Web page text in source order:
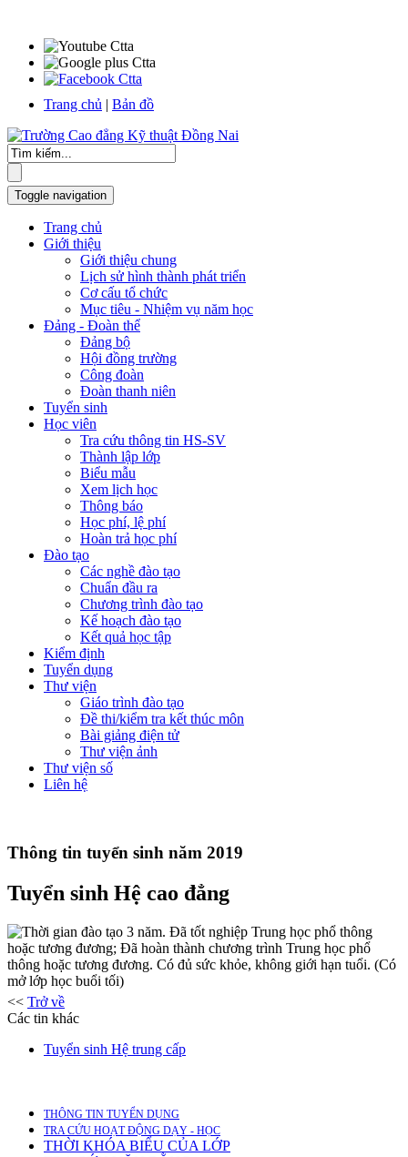
Trang chủ | Bản đồ
Toggle navigation
Trang chủ
Giới thiệu
Giới thiệu chung
Lịch sử hình thành phát triển
Cơ cấu tổ chức
Mục tiêu - Nhiệm vụ năm học
Đảng - Đoàn thể
Đảng bộ
Hội đồng trường
Công đoàn
Đoàn thanh niên
Tuyển sinh
Học viên
Tra cứu thông tin HS-SV
Thành lập lớp
Biểu mẫu
Xem lịch học
Thông báo
Học phí, lệ phí
Hoàn trả học phí
Đào tạo
Các nghề đào tạo
Chuẩn đầu ra
Chương trình đào tạo
Kế hoạch đào tạo
Kết quả học tập
Kiểm định
Tuyển dụng
Thư viện
Giáo trình đào tạo
Đề thi/kiểm tra kết thúc môn
Bài giảng điện tử
Thư viện ảnh
Thư viện số
Liên hệ
Thông tin tuyển sinh năm 2019
Tuyển sinh Hệ cao đẳng
Thời gian đào tạo 3 năm. Đã tốt nghiệp Trung học phổ thông
hoặc tương đương; Đã hoàn thành chương trình Trung học phổ
thông hoặc tương đương. Có đủ sức khỏe, không giới hạn tuổi. (Có
mở lớp học buổi tối)
<< Trở về
Các tin khác
Tuyển sinh Hệ trung cấp
THÔNG TIN TUYỂN DỤNG
TRA CỨU HOẠT ĐỘNG DẠY - HỌC
THỜI KHÓA BIỂU CỦA LỚP